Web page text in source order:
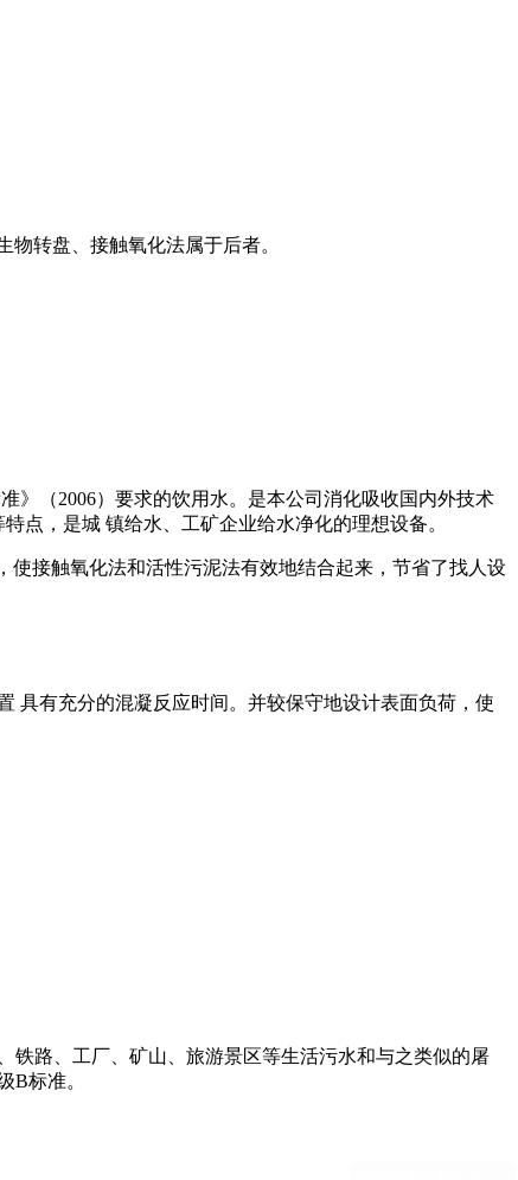
转盘、接触氧化法属于后者。
》（2006）要求的饮用水。是本公司消化吸收国内外技术
点，是城 镇给水、工矿企业给水净化的理想设备。
接触氧化法和活性污泥法有效地结合起来，节省了找人设
具有充分的混凝反应时间。并较保守地设计表面负荷，使
铁路、工厂、矿山、旅游景区等生活污水和与之类似的屠
B标准。